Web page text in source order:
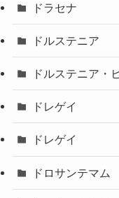
ドラセナ
ドルステニア
ドルステニア・
ドレゲイ
ドレゲイ
ドロサンテマム